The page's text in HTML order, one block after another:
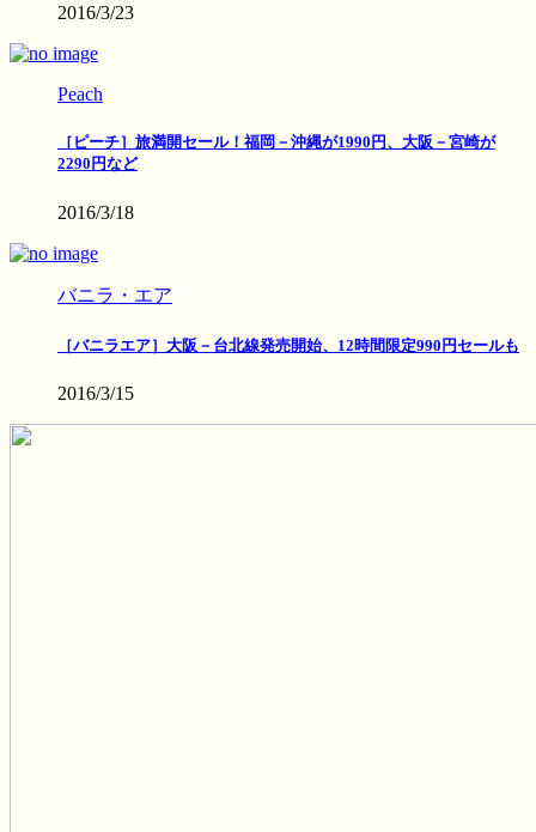
2016/3/23
Peach
［ピーチ］旅満開セール！福岡－沖縄が1990円、大阪－宮崎が
2290円など
2016/3/18
バニラ・エア
［バニラエア］大阪－台北線発売開始、12時間限定990円セールも
2016/3/15